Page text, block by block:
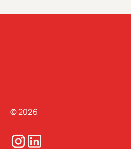
© 2026